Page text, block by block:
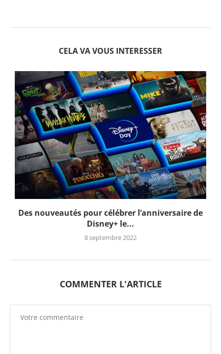
CELA VA VOUS INTERESSER
Des nouveautés pour célébrer l’anniversaire de
Disney+ le...
8 septembre 2022
COMMENTER L'ARTICLE